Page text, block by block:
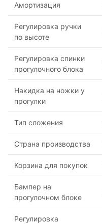
Амортизация
Регулировка ручки
по высоте
Регулировка спинки
прогулочного блока
Накидка на ножки у
прогулки
Тип сложения
Страна производства
Корзина для покупок
Бампер на
прогулочном блоке
Регулировка